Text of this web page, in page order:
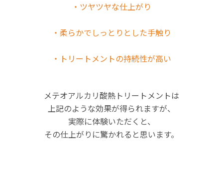
・ツヤツヤな仕上がり
・柔らかでしっとりとした手触り
・トリートメントの持続性が高い
メテオアルカリ酸熱トリートメントは
上記のような効果が得られますが、
実際に体験いただくと、
その仕上がりに驚かれると思います。